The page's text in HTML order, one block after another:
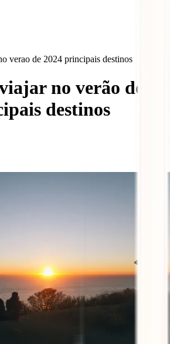
verao de 2024 principais destinos
no verão de
destinos